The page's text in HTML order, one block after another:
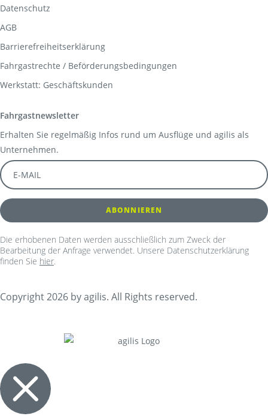
Datenschutz
AGB
Barrierefreiheitserklärung
Fahrgastrechte / Beförderungsbedingungen
Werkstatt: Geschäftskunden
Fahrgastnewsletter
Erhalten Sie regelmäßig Infos rund um Ausflüge und agilis als
Unternehmen.
Die erhobenen Daten werden ausschließlich zum Zweck der
Bearbeitung der Anfrage verwendet. Unsere Datenschutzerklärung
finden Sie hier.
Copyright 2026 by agilis. All Rights reserved.